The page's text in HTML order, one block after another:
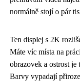
normálně stojí o pár
Ten displej s 2K
Máte víc místa na
obrazovek a ostrost
Barvy vypadají